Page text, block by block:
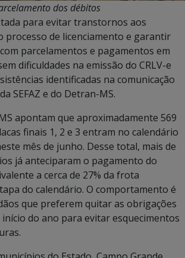
dos débitos
para evitar transtornos aos
processo de licenciamento e garantir
parcelamentos e pagamentos em
dificuldades na emissão do CRLV-e
identificadas na comunicação
SEFAZ e do Detran-MS.
apontam que aproximadamente 569
finais 1, 2 e 3 entram no calendário
mês de junho. Desse total, mais de
já anteciparam o pagamento do
a cerca de 27% da frota
do calendário. O comportamento é
que preferem quitar as obrigações
do ano para evitar esquecimentos